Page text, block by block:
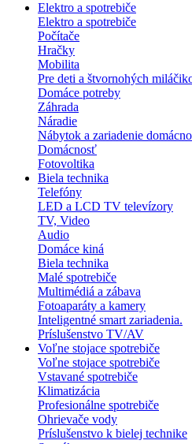
Elektro a spotrebiče
Elektro a spotrebiče
Počítače
Hračky
Mobilita
Pre deti a štvornohých
Domáce potreby
Záhrada
Náradie
Nábytok a zariadenie
Domácnosť
Fotovoltika
Biela technika
Telefóny
LED a LCD TV televízory
TV, Video
Audio
Domáce kiná
Biela technika
Malé spotrebiče
Multimédiá a zábava
Fotoaparáty a kamery
Inteligentné smart zariadenia.
Príslušenstvo TV/AV
Voľne stojace spotrebiče
Voľne stojace spotrebiče
Vstavané spotrebiče
Klimatizácia
Profesionálne spotrebiče
Ohrievače vody
Príslušenstvo k bielej technike